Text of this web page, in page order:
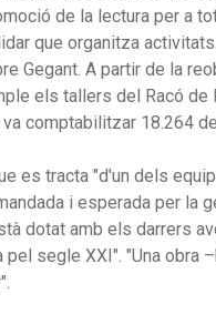
de la lectura per a
que organitza
Gegant. A partir de la
els tallers del Racó
comptabilitzar 18.264
es tracta "d'un dels
i esperada per la
dotat amb els darrers
segle XXI". "Una obra